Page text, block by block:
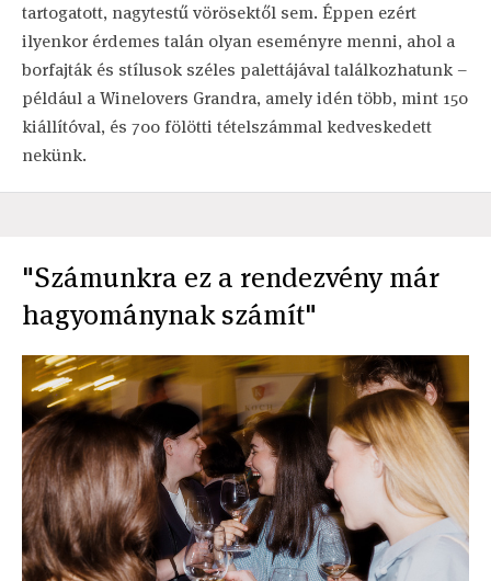
tartogatott, nagytestű vörösektől sem. Éppen ezért
ilyenkor érdemes talán olyan eseményre menni, ahol a
borfajták és stílusok széles palettájával találkozhatunk –
például a Winelovers Grandra, amely idén több, mint 150
kiállítóval, és 700 fölötti tételszámmal kedveskedett
nekünk.
"Számunkra ez a rendezvény már
hagyománynak számít"